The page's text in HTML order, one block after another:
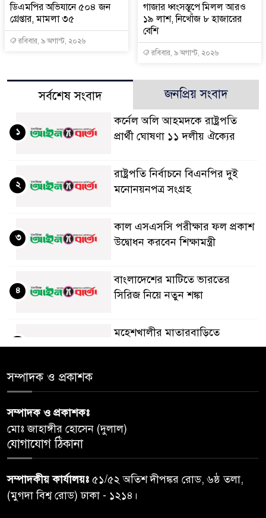
ডিএমপির অভিযানে ৫০৪ জন
গ্রেপ্তার, মামলা ৩৫
রবিবার, ৯ অগাস্ট, ২০২৬
গাজার ধ্বংসস্তূপে মিলল আরও
১৯ লাশ, নিখোঁজ ৮ হাজারের
বেশি
রবিবার, ৯ অগাস্ট, ২০২৬
সর্বশেষ সংবাদ জনপ্রিয় সংবাদ
কর্নেল অলি আহমদকে রাষ্ট্রপতি
প্রার্থী ঘোষণা ১১ দলীয় ঐক্যের
১
রাষ্ট্রপতি নির্বাচনে বিএনপির দুই
মনোনয়নপত্র সংগ্রহ
২
কাল এসএসসি পরীক্ষার ফল প্রকাশ
উদ্বোধন করবেন শিক্ষামন্ত্রী
৩
বাংলাদেশের মাটিতে ভারতের
সিরিজ নিয়ে নতুন শঙ্কা
৪
মহেশখালীর মাতারবাড়িতে
পৌঁছেছেন প্রধানমন্ত্রী
৬
গাজার ধ্বংসস্তূপে মিলল আরও ১৯
৭
কুলাউড়া সীমান্তে বিএসএফের
৮
সম্পাদক ও প্রকাশক
সম্পাদক ও প্রকাশকঃ
মোঃ জাহাঙ্গীর হোসেন (দুলাল)
যোগাযোগ ঠিকানা
সম্পাদকীয় কার্যালয়ঃ ৫১/৫২ অতিশ দীপঙ্কর রোড, ৬ষ্ঠ তলা,
(মুগদা বিশ্ব রোড) ঢাকা - ১২১৪।